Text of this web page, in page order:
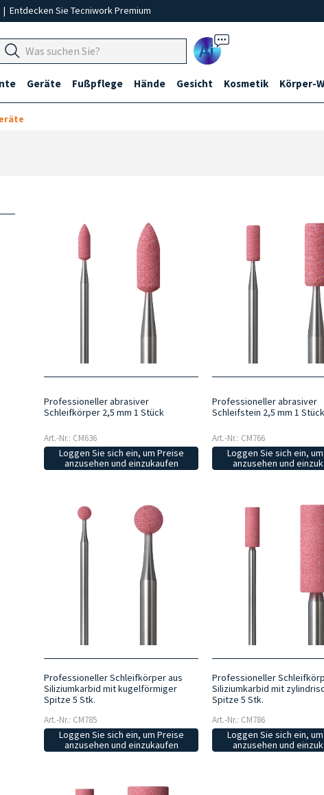
| Entdecken Sie Tecniwork Premium
Ai
Geräte Fußpflege Hände Gesicht Kosmetik Körper-
Professioneller abrasiver
Schleifkörper 2,5 mm 1 Stück
Art.-Nr.: CM636
Loggen Sie sich ein, um Preise
anzusehen und einzukaufen
Professioneller abrasiver
Schleifstein 2,5 mm 1 Stück
Art.-Nr.: CM766
Loggen Sie sich ein,
anzusehen und
Professioneller Schleifkörper aus
Siliziumkarbid mit kugelförmiger
Spitze 5 Stk.
Art.-Nr.: CM785
Loggen Sie sich ein, um Preise
anzusehen und einzukaufen
Professioneller
Siliziumkarbid mit
Spitze 5 Stk.
Art.-Nr.: CM786
Loggen Sie sich ein,
anzusehen und